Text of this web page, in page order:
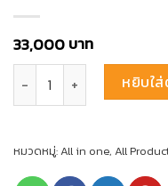
33,000บาท
จำนวน Lenovo หยิบใส่
หมวดหมู่:All in one, All